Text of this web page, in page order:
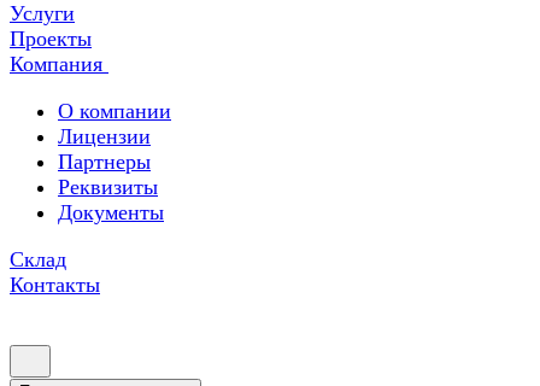
Услуги
Проекты
Компания
О компании
Лицензии
Партнеры
Реквизиты
Документы
Склад
Контакты